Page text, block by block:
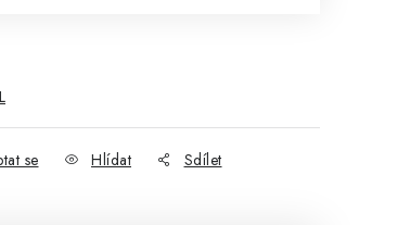
se Hlídat Sdílet